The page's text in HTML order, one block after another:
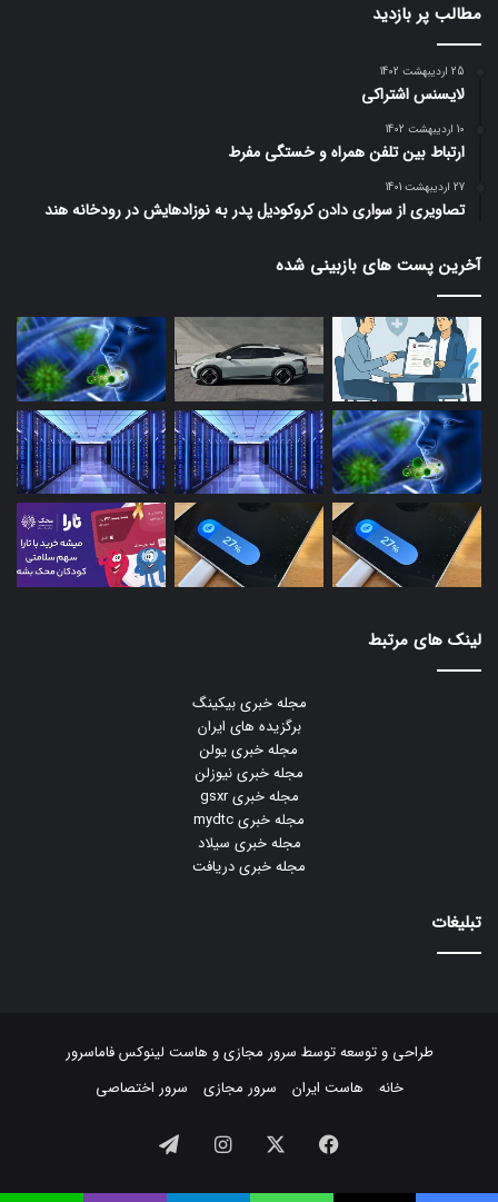
مطالب پر بازدید
25 اردیبهشت 1402
لایسنس اشتراکی
10 اردیبهشت 1402
ارتباط بین تلفن همراه و خستگی مفرط
27 اردیبهشت 1401
تصاویری از سواری دادن کروکودیل پدر به نوزادهایش در رودخانه هند
آخرین پست های بازبینی شده
لینک های مرتبط
مجله خبری بیکینگ
برگزیده های ایران
مجله خبری یولن
مجله خبری نیوزلن
مجله خبری gsxr
مجله خبری mydtc
مجله خبری سیلاد
مجله خبری دریافت
تبلیغات
طراحی و توسعه توسط سرور مجازیو هاست لینوکسفاماسرور
خانه
هاست ایران سرور مجازی سرور اختصاصی
فیسبوک ایکس اینستاگرام